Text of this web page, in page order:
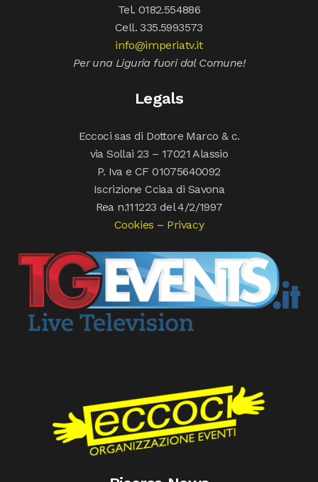
Tel. 0182.554886
Cell. 335.5993573
info@imperiatv.it
Per una Liguria fuori dal Comune!
Legals
Eccoci sas di Dottore Marco & c.
via Sollai 23 – 17021 Alassio
P. Iva e CF 01075640092
Iscrizione Cciaa di Savona
Rea n.111223 del 4/2/1997
Cookies – Privacy